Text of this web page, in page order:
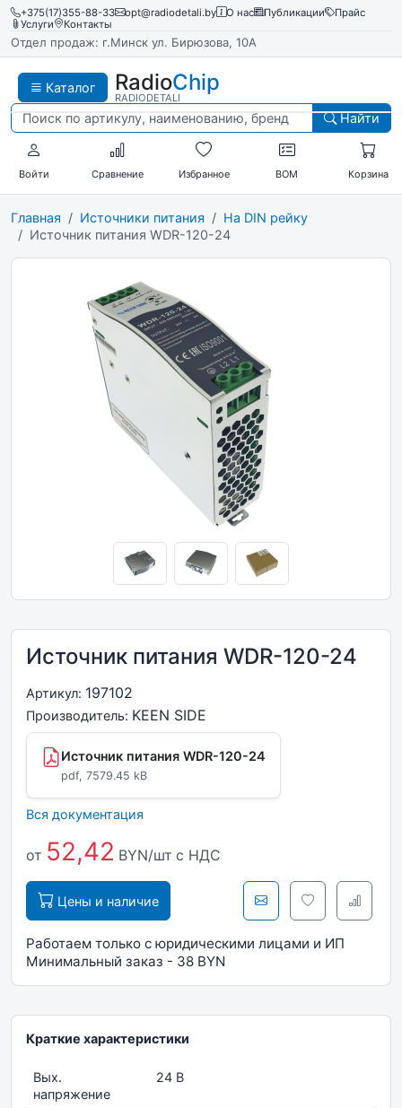
+375(17)355-88-33 opt@radiodetali.by О нас Публикации
Прайс
Услуги
Контакты
Отдел продаж: г.Минск ул. Бирюзова, 10А
Каталог RadioChip
RADIODETALI
Найти
Войти Сравнение Избранное BOM Корзина
Главная Источники питания
На DIN рейку
Источник питания WDR-120-24
Источник питания WDR-120-24
Артикул: 197102
Производитель: KEEN SIDE
Источник питания WDR-120-24
pdf, 7579.45 kB
Вся документация
от 52,42 BYN/шт с НДС
Цены и наличие
Работаем только с юридическими лицами и ИП
Минимальный заказ - 38 BYN
Краткие характеристики
Вых.
напряжение
24 В